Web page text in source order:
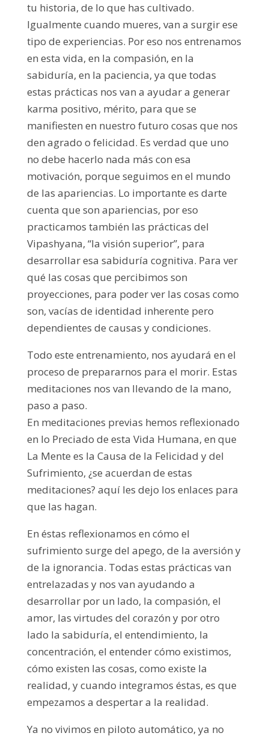
tu historia, de lo que has cultivado.
Igualmente cuando mueres, van a surgir ese
tipo de experiencias. Por eso nos entrenamos
en esta vida, en la compasión, en la
sabiduría, en la paciencia, ya que todas
estas prácticas nos van a ayudar a generar
karma positivo, mérito, para que se
manifiesten en nuestro futuro cosas que nos
den agrado o felicidad. Es verdad que uno
no debe hacerlo nada más con esa
motivación, porque seguimos en el mundo
de las apariencias. Lo importante es darte
cuenta que son apariencias, por eso
practicamos también las prácticas del
Vipashyana, “la visión superior”, para
desarrollar esa sabiduría cognitiva. Para ver
qué las cosas que percibimos son
proyecciones, para poder ver las cosas como
son, vacías de identidad inherente pero
dependientes de causas y condiciones.
Todo este entrenamiento, nos ayudará en el
proceso de prepararnos para el morir. Estas
meditaciones nos van llevando de la mano,
paso a paso.
En meditaciones previas hemos reflexionado
en lo Preciado de esta Vida Humana, en que
La Mente es la Causa de la Felicidad y del
Sufrimiento, ¿se acuerdan de estas
meditaciones? aquí les dejo los enlaces para
que las hagan.
En éstas reflexionamos en cómo el
sufrimiento surge del apego, de la aversión y
de la ignorancia. Todas estas prácticas van
entrelazadas y nos van ayudando a
desarrollar por un lado, la compasión, el
amor, las virtudes del corazón y por otro
lado la sabiduría, el entendimiento, la
concentración, el entender cómo existimos,
cómo existen las cosas, como existe la
realidad, y cuando integramos éstas, es que
empezamos a despertar a la realidad.
Ya no vivimos en piloto automático, ya no